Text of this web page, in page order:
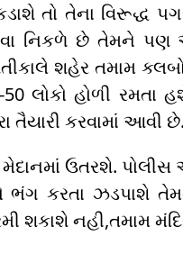
તો તેના
નિકળે છે તેમને
શહેર તમામ
લોકો હોળી રમતા
તૈયારી કરવામાં આવી છે.
ઉતરશે. પોલીસ
કરતા ઝડપાશે
શકાશે નહી,તમામ